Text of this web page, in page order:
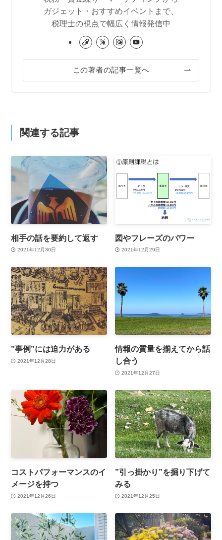
ガジェット・おすすめイベントまで、
税理士の視点で幅広く情報発信中
この著者の記事一覧へ
関連する記事
相手の話を要約して返す
2021年12月30日
図やフレーズのパワー
2021年12月29日
”事例”には迫力がある
2021年12月28日
情報の質量を揃えてから話
し合う
2021年12月27日
コストパフォーマンスのイ
メージを持つ
2021年12月26日
”引っ掛かり”を掘り下げて
みる
2021年12月25日